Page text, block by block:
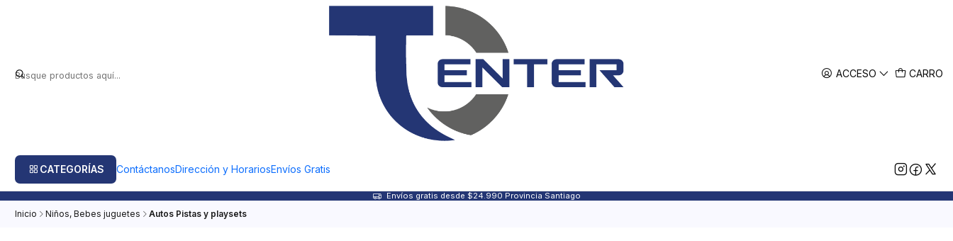
ACCESO CARRO
CATEGORÍAS ContáctanosDirección y HorariosEnvíos Gratis
Envíos gratis desde $24.990 Provincia Santiago
Inicio Niños, Bebes juguetes Autos Pistas y playsets